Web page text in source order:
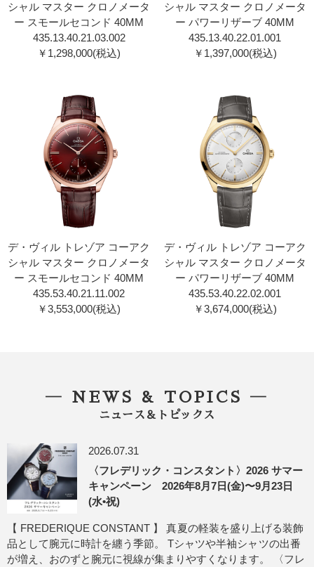
シャル マスター クロノメータ
ー スモールセコンド 40MM
435.13.40.21.03.002
￥1,298,000(税込)
シャル マスター クロノメータ
ー パワーリザーブ 40MM
435.13.40.22.01.001
￥1,397,000(税込)
デ・ヴィル トレゾア コーアク
シャル マスター クロノメータ
ー スモールセコンド 40MM
435.53.40.21.11.002
￥3,553,000(税込)
デ・ヴィル トレゾア コーアク
シャル マスター クロノメータ
ー パワーリザーブ 40MM
435.53.40.22.02.001
￥3,674,000(税込)
― NEWS & TOPICS ―
ニュース＆トピックス
2026.07.31
〈フレデリック・コンスタント〉2026 サマー
キャンペーン 2026年8月7日(金)〜9月23日
(水•祝)
【 FREDERIQUE CONSTANT 】 真夏の軽装を盛り上げる装飾
品として腕元に時計を纏う季節。 Tシャツや半袖シャツの出番
が増え、おのずと腕元に視線が集まりやすくなります。 〈フレ